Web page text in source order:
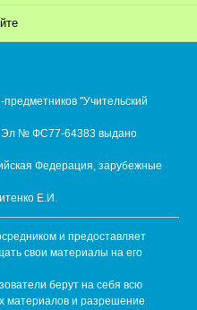
"Учительский
Эл № ФС77-64383 выдано
Федерация, зарубежные
Е.И.
и предоставляет
свои материалы на его
берут на себя всю
материалов и разрешение